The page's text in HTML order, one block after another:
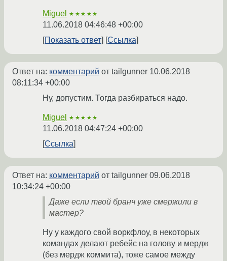
Miguel ★★★★★
11.06.2018 04:46:48 +00:00
Показать ответ
Ссылка
Ответ на: комментарий от tailgunner 10.06.2018
08:11:34 +00:00
Ну, допустим. Тогда разбираться надо.
Miguel ★★★★★
11.06.2018 04:47:24 +00:00
Ссылка
Ответ на: комментарий от tailgunner 09.06.2018
10:34:24 +00:00
Даже если твой бранч уже смержили в
мастер?
Ну у каждого свой воркфлоу, в некоторых
командах делают ребейс на голову и мердж
(без мердж коммита), тоже самое между